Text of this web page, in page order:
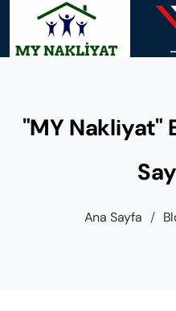
"MY Nakliyat"
Ana Sayfa /